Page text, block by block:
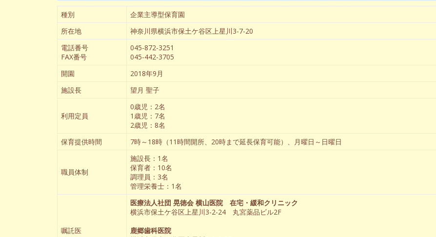
種別
企業主導型保育園
所在地
神奈川県横浜市保土ケ谷区上星川3-7-20
電話番号
FAX番号
045-872-3251
045-442-3705
開園
2018年9月
施設長
望月 聖子
利用定員
0歳児：2名
1歳児：7名
2歳児：8名
保育提供時間
7時～18時（11時間開所、20時まで延長保育可能）、月曜日～日曜日
職員体制
施設長：1名
保育者：10名
調理員：3名
管理栄養士：1名
嘱託医
医療法人社団 晃徳会 横山医院 在宅・緩和クリニック
横浜市保土ケ谷区上星川3-2-24 丸宮薬品ビル2F
鹿郷歯科医院